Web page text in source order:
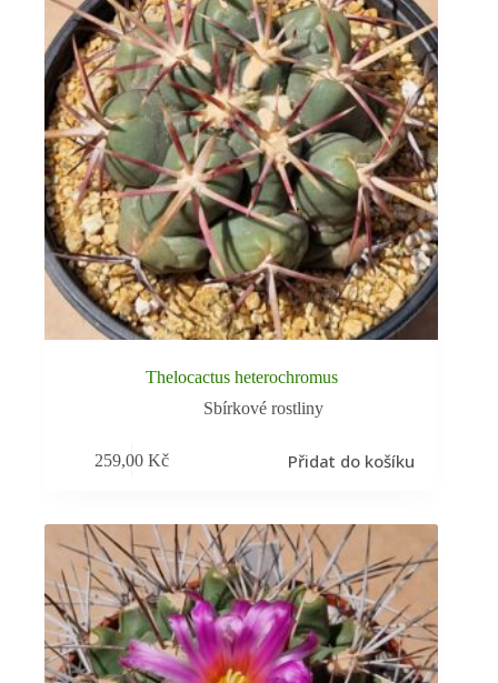
Thelocactus heterochromus
Sbírkové rostliny
259,00Kč Přidat do košíku